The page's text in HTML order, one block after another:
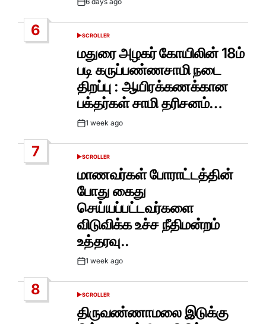
Post
6
POSTED
SCROLLER
மதுரை அழகர் கோயிலின் 18ம்
படி கருப்பண்ணசாமி நடை
திறப்பு : ஆயிரக்கணக்கான
பக்தர்கள் சாமி தரிசனம்…
Post1 week ago
7
POSTED
SCROLLER
மாணவர்கள் போராட்டத்தின்
போது கைது
செய்யப்பட்டவர்களை
விடுவிக்க உச்ச நீதிமன்றம்
உத்தரவு..
Post1 week ago
8
POSTED
SCROLLER
திருவண்ணாமலை இடுக்கு